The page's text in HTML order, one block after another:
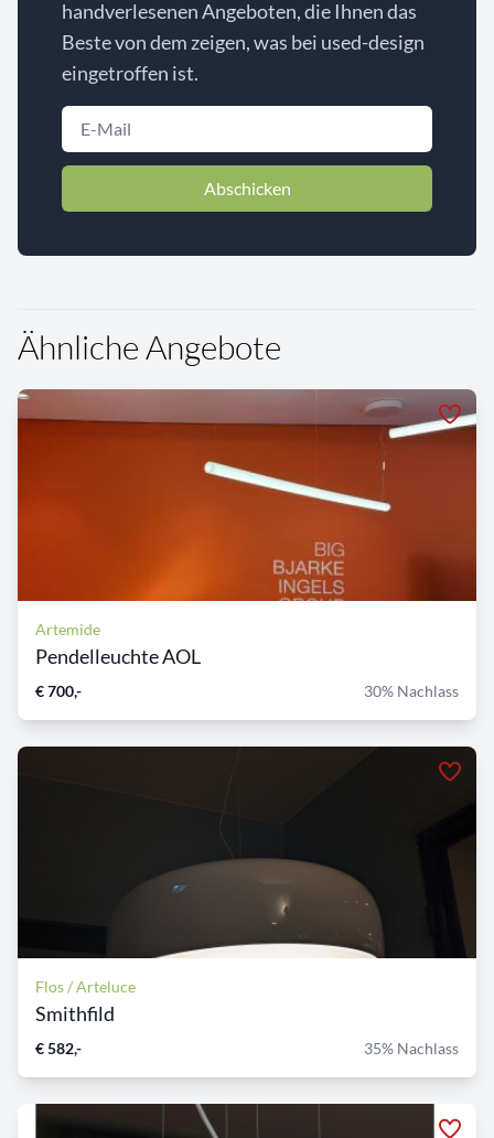
handverlesenen Angeboten, die Ihnen das
Beste von dem zeigen, was bei used-design
eingetroffen ist.
Abschicken
Ähnliche Angebote
Artemide
Pendelleuchte AOL
€ 700,- 30% Nachlass
Flos / Arteluce
Smithfild
€ 582,- 35% Nachlass